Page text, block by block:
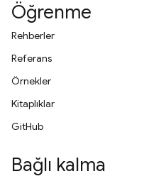
Öğrenme
Rehberler
Referans
Örnekler
Kitaplıklar
GitHub
Bağlı kalma